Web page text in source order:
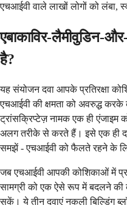
एचआईवी वाले लाखों लोगों को लंबा,
एबाकाविर-लैमीवुडिन-
है?
यह संयोजन दवा आपके प्रतिरक्षा
एचआईवी की क्षमता को अवरुद्ध
ट्रांसक्रिप्टेज़ नामक एक ही एंजाइम
अलग तरीके से करते हैं। इसे एक ही
समझें - एचआईवी को फैलते रहने के लिए
जब एचआईवी आपकी कोशिकाओं में
सामग्री को एक ऐसे रूप में बदलने
सकें। ये तीन दवाएं नकली बिल्डिंग